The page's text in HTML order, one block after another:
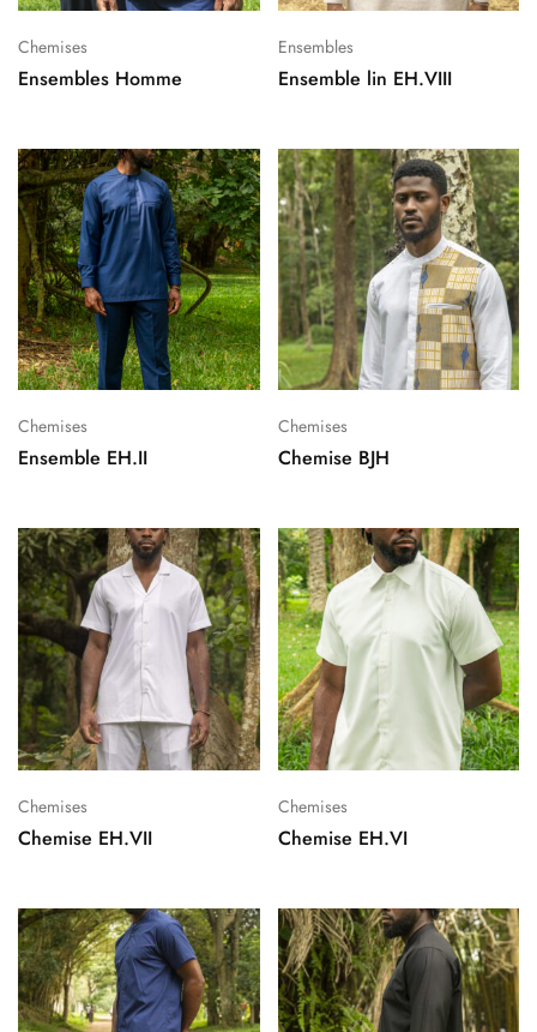
Chemises
Ensembles Homme
Ensembles
Ensemble lin EH.VIII
Chemises
Ensemble EH.II
Chemises
Chemise BJH
Chemises
Chemise EH.VII
Chemises
Chemise EH.VI